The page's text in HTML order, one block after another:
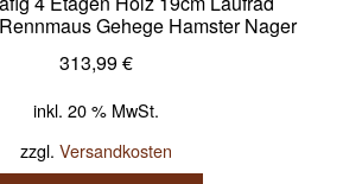
Gehege Hamster Nager
313,99€
inkl. 20 % MwSt.
zzgl. Versandkosten